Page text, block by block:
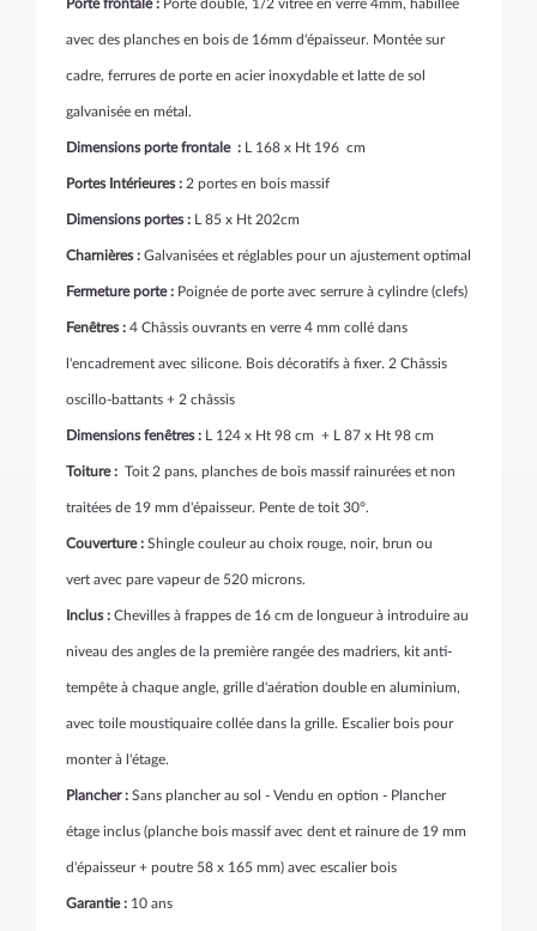
Porte frontale : Porte double, 1/2 vitrée en verre 4mm, habillée
avec des planches en bois de 16mm d'épaisseur. Montée sur
cadre, ferrures de porte en acier inoxydable et latte de sol
galvanisée en métal.
Dimensions porte frontale : L 168 x Ht 196 cm
Portes Intérieures : 2 portes en bois massif
Dimensions portes : L 85 x Ht 202cm
Charnières : Galvanisées et réglables pour un ajustement optimal
Fermeture porte : Poignée de porte avec serrure à cylindre (clefs)
Fenêtres : 4 Châssis ouvrants en verre 4 mm collé dans
l'encadrement avec silicone. Bois décoratifs à fixer. 2 Châssis
oscillo-battants + 2 châssis
Dimensions fenêtres : L 124 x Ht 98 cm + L 87 x Ht 98 cm
Toiture : Toit 2 pans, planches de bois massif rainurées et non
traitées de 19 mm d'épaisseur. Pente de toit 30°.
Couverture : Shingle couleur au choix rouge, noir, brun ou
vert avec pare vapeur de 520 microns.
Inclus : Chevilles à frappes de 16 cm de longueur à introduire au
niveau des angles de la première rangée des madriers, kit anti-
tempête à chaque angle, grille d'aération double en aluminium,
avec toile moustiquaire collée dans la grille. Escalier bois pour
monter à l'étage.
Plancher : Sans plancher au sol - Vendu en option - Plancher
étage inclus (planche bois massif avec dent et rainure de 19 mm
d'épaisseur + poutre 58 x 165 mm) avec escalier bois
Garantie : 10 ans